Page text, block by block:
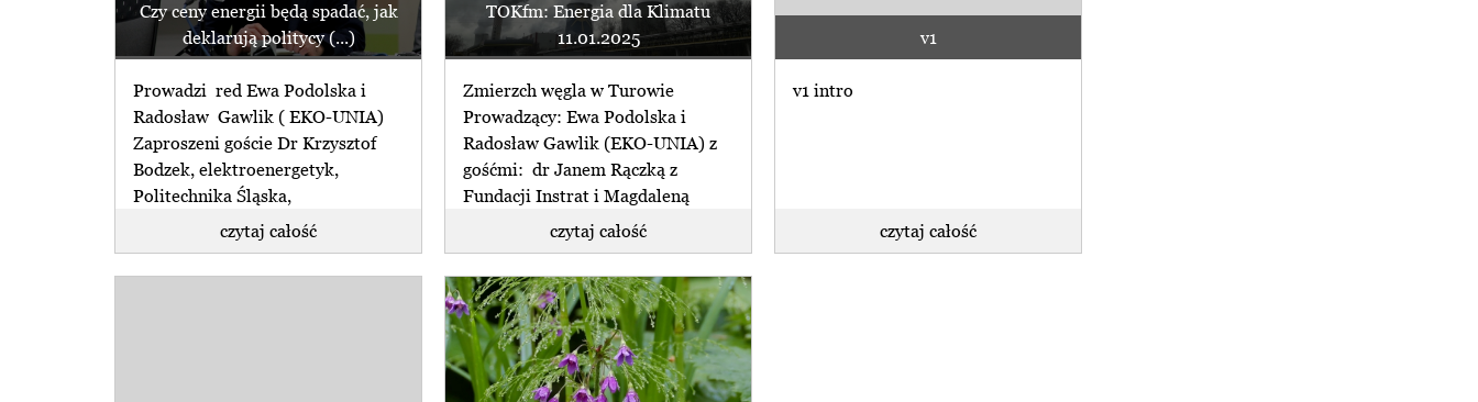
Czy ceny energii będą spadać, jak
deklarują politycy (...)
Prowadzi red Ewa Podolska i
Radosław Gawlik ( EKO-UNIA)
Zaproszeni goście Dr Krzysztof
Bodzek, elektroenergetyk,
Politechnika Śląska,
Konwersatorium Inteligentna
Energetyka założone przez (...)
czytaj całość
TOKfm: Energia dla Klimatu
11.01.2025
Zmierzch węgla w Turowie
Prowadzący: Ewa Podolska i
Radosław Gawlik (EKO-UNIA) z
gośćmi: dr Janem Rączką z
Fundacji Instrat i Magdaleną
Kościańską z (...)czytaj całość
v1
v1 intro
czytaj całość